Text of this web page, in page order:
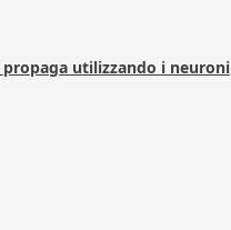
propaga utilizzando i neuroni